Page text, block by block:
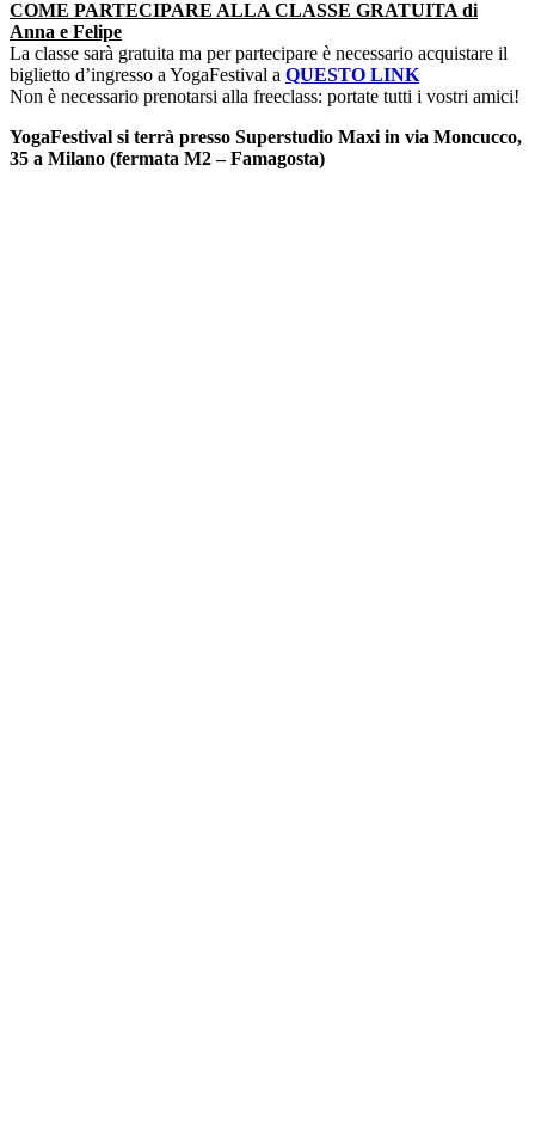
COME PARTECIPARE ALLA CLASSE GRATUITA di
Anna e Felipe
La classe sarà gratuita ma per partecipare è necessario acquistare il
biglietto d’ingresso a YogaFestival a QUESTO LINK
Non è necessario prenotarsi alla freeclass: portate tutti i vostri amici!
YogaFestival si terrà presso Superstudio Maxi in via Moncucco,
35 a Milano (fermata M2 – Famagosta)